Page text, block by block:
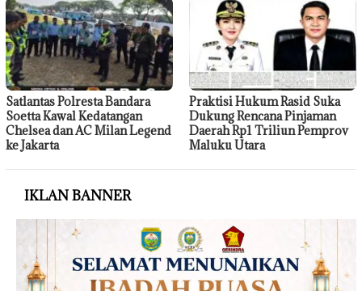
Satlantas Polresta Bandara
Soetta Kawal Kedatangan
Chelsea dan AC Milan Legend
ke Jakarta
Praktisi Hukum Rasid Suka
Dukung Rencana Pinjaman
Daerah Rp1 Triliun Pemprov
Maluku Utara
IKLAN BANNER